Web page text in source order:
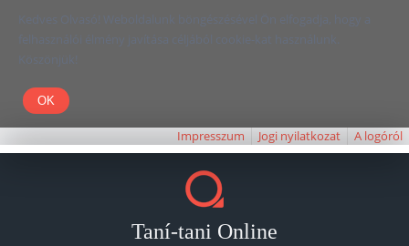
Kedves Olvasó! Weboldalunk böngészésével Ön elfogadja, hogy a
felhasználói élmény javítása céljából cookie-kat használunk.
Köszönjük!
Impresszum Jogi nyilatkozat A logóról
Taní-tani Online